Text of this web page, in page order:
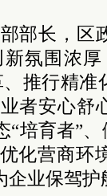
部长，区
氛围浓
推行精
者安心舒
“培育者”
化营商环
企业保驾护